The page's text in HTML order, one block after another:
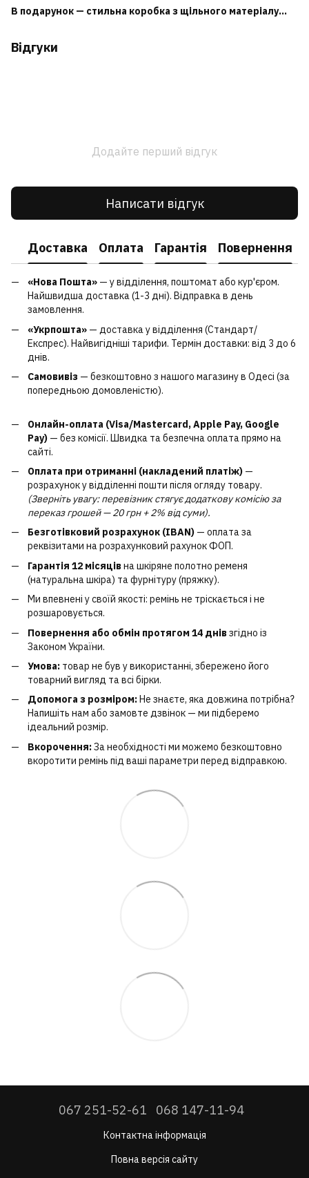
В подарунок — стильна коробка з щільного матеріалу...
Відгуки
Додайте перший відгук
Написати відгук
Доставка Оплата Гарантія Повернення
«Нова Пошта» — у відділення, поштомат або кур'єром.
Найшвидша доставка (1-3 дні). Відправка в день
замовлення.
«Укрпошта» — доставка у відділення (Стандарт/
Експрес). Найвигідніші тарифи. Термін доставки: від 3 до 6
днів.
Самовивіз — безкоштовно з нашого магазину в Одесі (за
попередньою домовленістю).
Онлайн-оплата (Visa/Mastercard, Apple Pay, Google
Pay) — без комісії. Швидка та безпечна оплата прямо на
сайті.
Оплата при отриманні (накладений платіж) —
розрахунок у відділенні пошти після огляду товару.
(Зверніть увагу: перевізник стягує додаткову комісію за
переказ грошей — 20 грн + 2% від суми).
Безготівковий розрахунок (IBAN) — оплата за
реквізитами на розрахунковий рахунок ФОП.
Гарантія 12 місяцівна шкіряне полотно ременя
(натуральна шкіра) та фурнітуру (пряжку).
Ми впевнені у своїй якості: ремінь не тріскається і не
розшаровується.
Повернення або обмін протягом 14 днівзгідно із
Законом України.
Умова: товар не був у використанні, збережено його
товарний вигляд та всі бірки.
Допомога з розміром: Не знаєте, яка довжина потрібна?
Напишіть нам або замовте дзвінок — ми підберемо
ідеальний розмір.
Вкорочення:За необхідності ми можемо безкоштовно
вкоротити ремінь під ваші параметри перед відправкою.
067 251-52-61 068 147-11-94
Контактна інформація
Повна версія сайту